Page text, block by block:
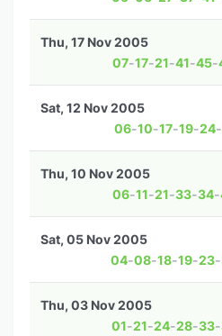
07-17-21-41-45-
Thu, 17 Nov 2005
06-10-17-19-24-
Sat, 12 Nov 2005
06-11-21-33-34-
Thu, 10 Nov 2005
04-08-18-19-23-
Sat, 05 Nov 2005
01-21-24-28-33-
Thu, 03 Nov 2005